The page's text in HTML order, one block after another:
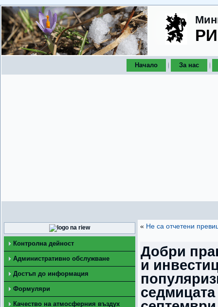
Начало За нас
Контролна дейност
Административно обслужване
Достъп до информация
Формуляри
Качество на атмосферния въздух
« Не са отчетени
Добри
и